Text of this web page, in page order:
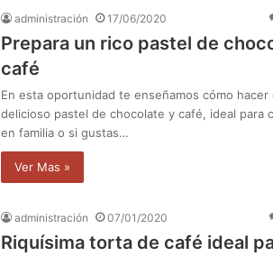
administración 17/06/2020
Prepara un rico pastel de
café
En esta oportunidad te enseñamos cómo hacer
delicioso pastel de chocolate y café, ideal para
en familia o si gustas…
Ver Mas »
administración 07/01/2020
Riquísima torta de café ideal